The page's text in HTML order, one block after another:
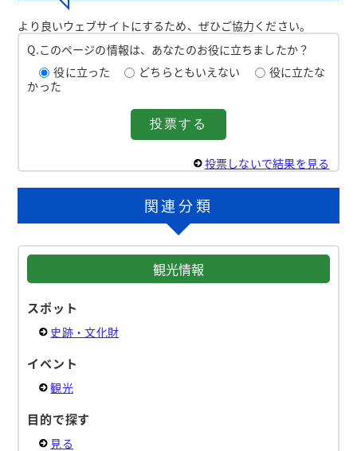
より良いウェブサイトにするため、ぜひご協力ください。
Q.このページの情報は、あなたのお役に立ちましたか？
役に立った
どちらともいえない
役に立たな
かった
投票しないで結果を見る
関連分類
観光情報
スポット
史跡・文化財
イベント
観光
目的で探す
見る